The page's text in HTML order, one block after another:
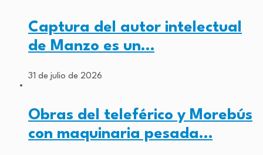
Captura del autor intelectual
de Manzo es un…
31 de julio de 2026
Obras del teleférico y Morebús
con maquinaria pesada…